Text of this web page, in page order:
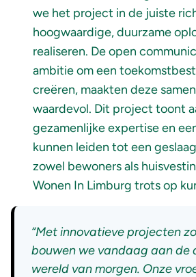
we het project in de juiste
hoogwaardige, duurzame
realiseren. De open
ambitie om een
creëren, maakten deze
waardevol. Dit project toont
gezamenlijke expertise en
kunnen leiden tot een
zowel bewoners als
Wonen In Limburg trots op
“Met innovatieve projecten
bouwen we vandaag aan de
wereld van morgen. Onze